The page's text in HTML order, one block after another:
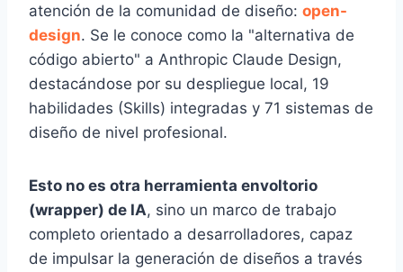
atención de la comunidad de diseño: open-
design. Se le conoce como la "alternativa de
código abierto" a Anthropic Claude Design,
destacándose por su despliegue local, 19
habilidades (Skills) integradas y 71 sistemas de
diseño de nivel profesional.
Esto no es otra herramienta envoltorio
(wrapper) de IA, sino un marco de trabajo
completo orientado a desarrolladores, capaz
de impulsar la generación de diseños a través